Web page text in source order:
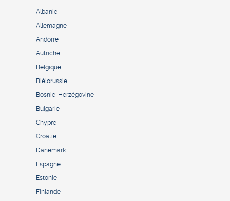
Albanie
Allemagne
Andorre
Autriche
Belgique
Biélorussie
Bosnie-Herzégovine
Bulgarie
Chypre
Croatie
Danemark
Espagne
Estonie
Finlande